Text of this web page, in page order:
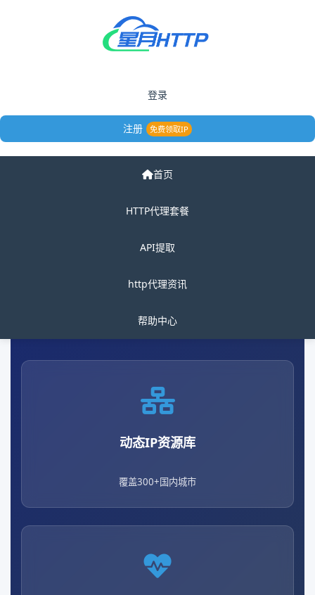
登录
注册 免费领取IP
首页
HTTP代理套餐
API提取
http代理资讯
帮助中心
动态IP资源库
覆盖300+国内城市